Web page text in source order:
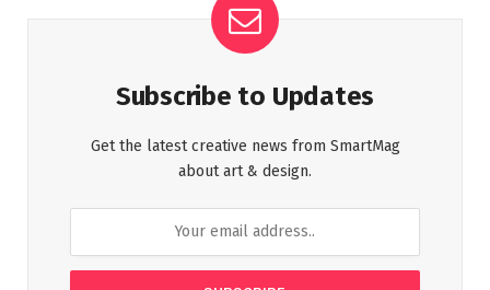
Subscribe to Updates
Get the latest creative news from SmartMag
about art & design.